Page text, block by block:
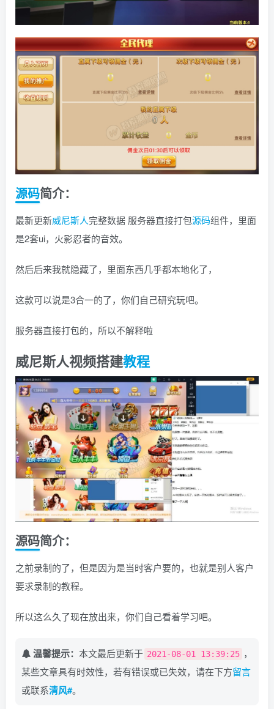
源码简介：
最新更新威尼斯人完整数据 服务器直接打包源码组件，里面
是2套ui，火影忍者的音效。
然后后来我就隐藏了，里面东西几乎都本地化了，
这款可以说是3合一的了，你们自己研究玩吧。
服务器直接打包的，所以不解释啦
威尼斯人视频搭建教程
源码简介：
之前录制的了，但是因为是当时客户要的，也就是别人客户
要求录制的教程。
所以这么久了现在放出来，你们自己看着学习吧。
温馨提示： 本文最后更新于 2021-08-01 13:39:25 ，
某些文章具有时效性，若有错误或已失效，请在下方留言
或联系清风#。